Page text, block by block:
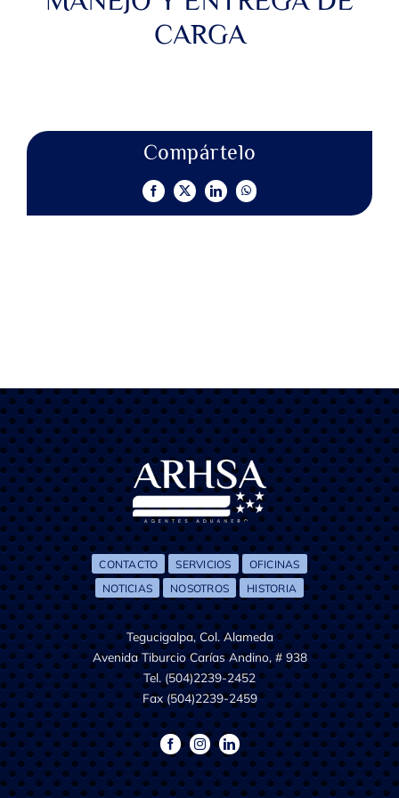
CARGA
Compártelo
Facebook
X LinkedInWhatsApp
CONTACTO SERVICIOS
OFICINAS
NOTICIAS
NOSOTROS HISTORIA
Tegucigalpa, Col. Alameda
Avenida Tiburcio Carías Andino, # 938
Tel. (504)2239-2452
Fax (504)2239-2459